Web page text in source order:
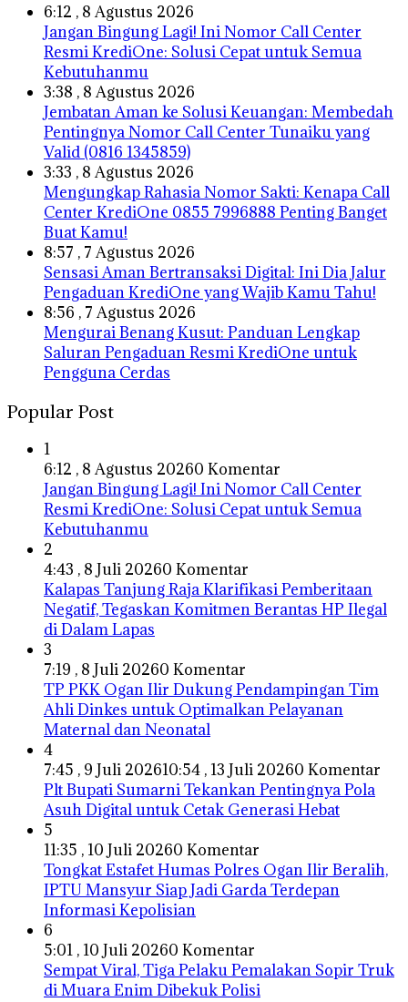
6:12 , 8 Agustus 2026
Jangan Bingung Lagi! Ini Nomor Call Center
Resmi KrediOne: Solusi Cepat untuk Semua
Kebutuhanmu
3:38 , 8 Agustus 2026
Jembatan Aman ke Solusi Keuangan: Membedah
Pentingnya Nomor Call Center Tunaiku yang
Valid (0816 1345859)
3:33 , 8 Agustus 2026
Mengungkap Rahasia Nomor Sakti: Kenapa Call
Center KrediOne 0855 7996888 Penting Banget
Buat Kamu!
8:57 , 7 Agustus 2026
Sensasi Aman Bertransaksi Digital: Ini Dia Jalur
Pengaduan KrediOne yang Wajib Kamu Tahu!
8:56 , 7 Agustus 2026
Mengurai Benang Kusut: Panduan Lengkap
Saluran Pengaduan Resmi KrediOne untuk
Pengguna Cerdas
Popular Post
1
6:12 , 8 Agustus 20260 Komentar
Jangan Bingung Lagi! Ini Nomor Call Center
Resmi KrediOne: Solusi Cepat untuk Semua
Kebutuhanmu
2
4:43 , 8 Juli 20260 Komentar
Kalapas Tanjung Raja Klarifikasi Pemberitaan
Negatif, Tegaskan Komitmen Berantas HP Ilegal
di Dalam Lapas
3
7:19 , 8 Juli 20260 Komentar
TP PKK Ogan Ilir Dukung Pendampingan Tim
Ahli Dinkes untuk Optimalkan Pelayanan
Maternal dan Neonatal
4
7:45 , 9 Juli 202610:54 , 13 Juli 20260 Komentar
Plt Bupati Sumarni Tekankan Pentingnya Pola
Asuh Digital untuk Cetak Generasi Hebat
5
11:35 , 10 Juli 20260 Komentar
Tongkat Estafet Humas Polres Ogan Ilir Beralih,
IPTU Mansyur Siap Jadi Garda Terdepan
Informasi Kepolisian
6
5:01 , 10 Juli 20260 Komentar
Sempat Viral, Tiga Pelaku Pemalakan Sopir Truk
di Muara Enim Dibekuk Polisi